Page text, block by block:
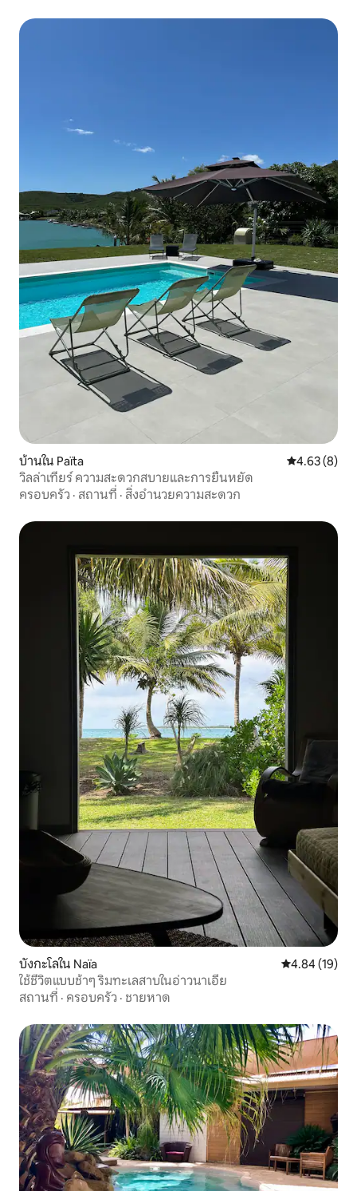
บ้านใน Païta คะแนนเฉลี่ย
4.63 (8)
วิลล่าเทียร์ ความสะดวกสบายและการยืนหยัด
ครอบครัว · สถานที่ · สิ่งอำนวยความสะดวก
บังกะโลใน Naïa คะแนนเฉลี่ย
4.84 (19)
ใช้ชีวิตแบบช้าๆ ริมทะเลสาบในอ่าวนาเอีย
สถานที่ · ครอบครัว · ชายหาด